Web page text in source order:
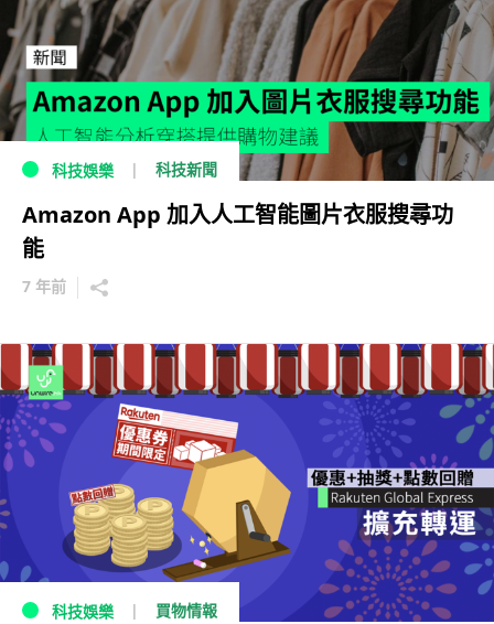
科技娛樂 科技新聞
Amazon App 加入人工智能圖片衣服搜尋功
能
7 年前
科技娛樂 買物情報